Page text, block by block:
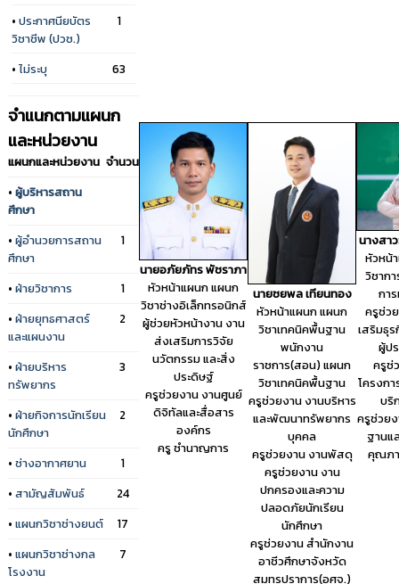
• ประกาศนียบัตร
วิชาชีพ (ปวช.)
1
• ไม่ระบุ 63
จำแนกตามแผนก
และหน่วยงาน
แผนกและหน่วยงาน จำนวน
• ผู้บริหารสถาน
ศึกษา
• ผู้อำนวยการสถาน
ศึกษา
1
• ฝ่ายวิชาการ
1
• ฝ่ายยุทธศาสตร์
และแผนงาน
2
• ฝ่ายบริหาร
ทรัพยากร
3
• ฝ่ายกิจการนักเรียน
นักศึกษา
2
• ช่างอากาศยาน
1
• สามัญสัมพันธ์
24
• แผนกวิชาช่างยนต์
17
• แผนกวิชาช่างกล
โรงงาน
7
นายอภัยภัทร พัชราภา
หัวหน้าแผนก แผนก
วิชาช่างอิเล็กทรอนิกส์
ผู้ช่วยหัวหน้างาน งาน
ส่งเสริมการวิจัย
นวัตกรรม และสิ่ง
ประดิษฐ์
ครูช่วยงาน งานศูนย์
ดิจิทัลและสื่อสาร
องค์กร
ครู ชำนาญการ
นายชยพล เทียนทอง
หัวหน้าแผนก แผนก
วิชาเทคนิคพื้นฐาน
พนักงาน
ราชการ(สอน) แผนก
วิชาเทคนิคพื้นฐาน
ครูช่วยงาน งานบริหาร
และพัฒนาทรัพยากร
บุคคล
ครูช่วยงาน งานพัสดุ
ครูช่วยงาน งาน
ปกครองและความ
ปลอดภัยนักเรียน
นักศึกษา
ครูช่วยงาน สำนักงาน
อาชีวศึกษาจังหวัด
สมุทรปราการ(อศจ.)
นางสา
หัวหน้
วิชาก
กา
ครูช่ว
เสริมธุร
ผู้ป
ครูช่
โครงกา
บริ
ครูช่วย
ฐานแ
คุณภ